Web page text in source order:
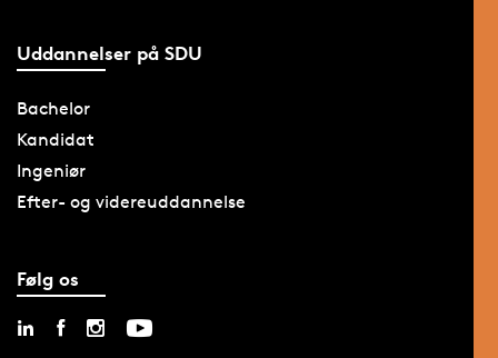
Uddannelser på SDU
Bachelor
Kandidat
Ingeniør
Efter- og videreuddannelse
Følg os